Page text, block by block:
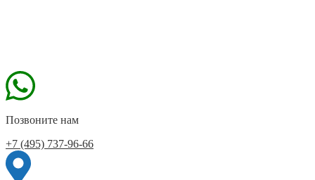
Позвоните нам
+7 (495) 737-96-66